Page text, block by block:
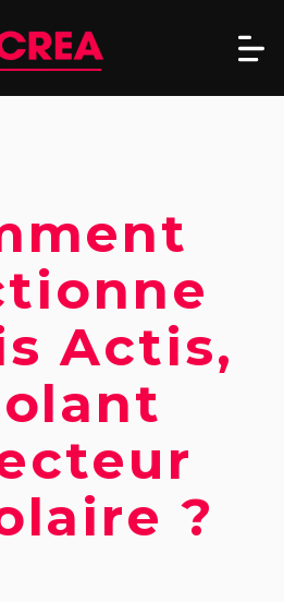
Actis,
?